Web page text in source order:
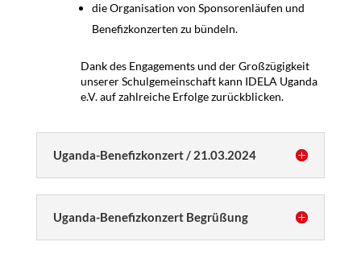
die Organisation von Sponsorenläufen und
Benefizkonzerten zu bündeln.
Dank des Engagements und der Großzügigkeit
unserer Schulgemeinschaft kann IDELA Uganda
e.V. auf zahlreiche Erfolge zurückblicken.
Uganda-Benefizkonzert / 21.03.2024
Uganda-Benefizkonzert Begrüßung